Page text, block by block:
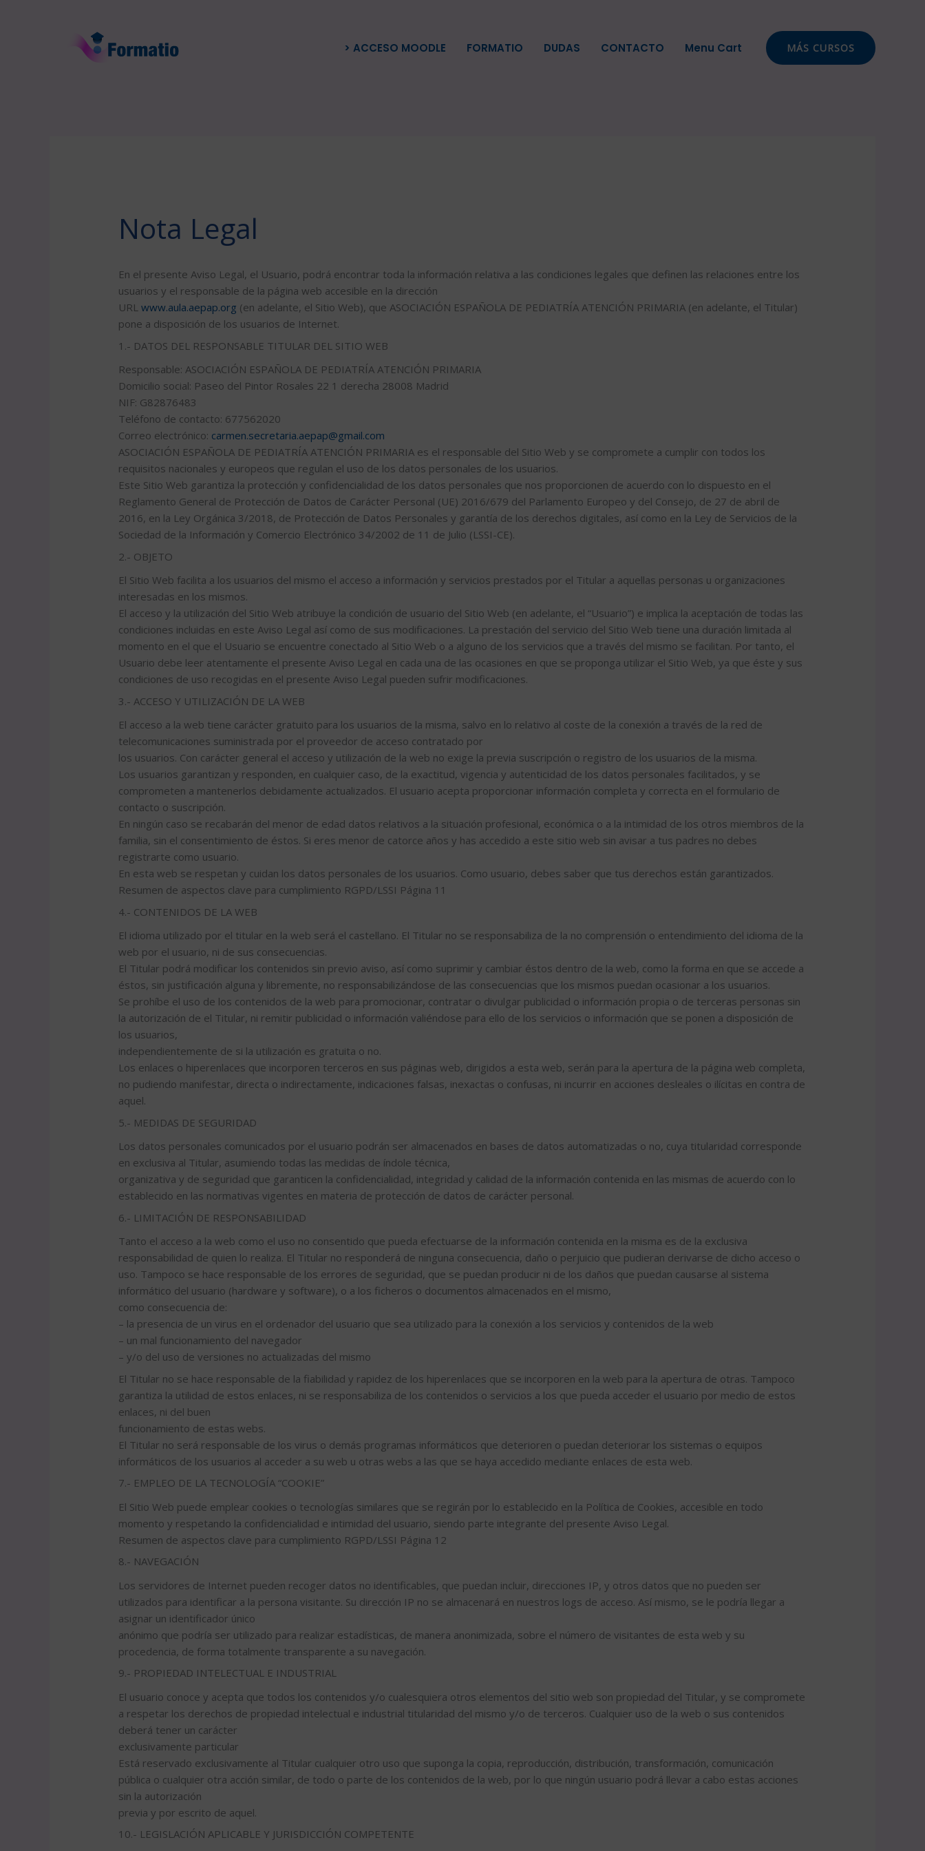
> ACCESO MOODLE FORMATIO DUDAS CONTACTO Menu Cart MÁS CURSOS
Nota Legal
En el presente Aviso Legal, el Usuario, podrá encontrar toda la información relativa a las condiciones legales que definen las relaciones entre los
usuarios y el responsable de la página web accesible en la dirección
URLwww.aula.aepap.org (en adelante, el Sitio Web), que ASOCIACIÓN ESPAÑOLA DE PEDIATRÍA ATENCIÓN PRIMARIA (en adelante, el Titular)
pone a disposición de los usuarios de Internet.
1.- DATOS DEL RESPONSABLE TITULAR DEL SITIO WEB
Responsable: ASOCIACIÓN ESPAÑOLA DE PEDIATRÍA ATENCIÓN PRIMARIA
Domicilio social: Paseo del Pintor Rosales 22 1 derecha 28008 Madrid
NIF: G82876483
Teléfono de contacto: 677562020
Correo electrónico: carmen.secretaria.aepap@gmail.com
ASOCIACIÓN ESPAÑOLA DE PEDIATRÍA ATENCIÓN PRIMARIA es el responsable del Sitio Web y se compromete a cumplir con todos los
requisitos nacionales y europeos que regulan el uso de los datos personales de los usuarios.
Este Sitio Web garantiza la protección y confidencialidad de los datos personales que nos proporcionen de acuerdo con lo dispuesto en el
Reglamento General de Protección de Datos de Carácter Personal (UE) 2016/679 del Parlamento Europeo y del Consejo, de 27 de abril de
2016, en la Ley Orgánica 3/2018, de Protección de Datos Personales y garantía de los derechos digitales, así como en la Ley de Servicios de la
Sociedad de la Información y Comercio Electrónico 34/2002 de 11 de Julio (LSSI-CE).
2.- OBJETO
El Sitio Web facilita a los usuarios del mismo el acceso a información y servicios prestados por el Titular a aquellas personas u organizaciones
interesadas en los mismos.
El acceso y la utilización del Sitio Web atribuye la condición de usuario del Sitio Web (en adelante, el “Usuario”) e implica la aceptación de todas las
condiciones incluidas en este Aviso Legal así como de sus modificaciones. La prestación del servicio del Sitio Web tiene una duración limitada al
momento en el que el Usuario se encuentre conectado al Sitio Web o a alguno de los servicios que a través del mismo se facilitan. Por tanto, el
Usuario debe leer atentamente el presente Aviso Legal en cada una de las ocasiones en que se proponga utilizar el Sitio Web, ya que éste y sus
condiciones de uso recogidas en el presente Aviso Legal pueden sufrir modificaciones.
3.- ACCESO Y UTILIZACIÓN DE LA WEB
El acceso a la web tiene carácter gratuito para los usuarios de la misma, salvo en lo relativo al coste de la conexión a través de la red de
telecomunicaciones suministrada por el proveedor de acceso contratado por
los usuarios. Con carácter general el acceso y utilización de la web no exige la previa suscripción o registro de los usuarios de la misma.
Los usuarios garantizan y responden, en cualquier caso, de la exactitud, vigencia y autenticidad de los datos personales facilitados, y se
comprometen a mantenerlos debidamente actualizados. El usuario acepta proporcionar información completa y correcta en el formulario de
contacto o suscripción.
En ningún caso se recabarán del menor de edad datos relativos a la situación profesional, económica o a la intimidad de los otros miembros de la
familia, sin el consentimiento de éstos. Si eres menor de catorce años y has accedido a este sitio web sin avisar a tus padres no debes
registrarte como usuario.
En esta web se respetan y cuidan los datos personales de los usuarios. Como usuario, debes saber que tus derechos están garantizados.
Resumen de aspectos clave para cumplimiento RGPD/LSSI Página 11
4.- CONTENIDOS DE LA WEB
El idioma utilizado por el titular en la web será el castellano. El Titular no se responsabiliza de la no comprensión o entendimiento del idioma de la
web por el usuario, ni de sus consecuencias.
El Titular podrá modificar los contenidos sin previo aviso, así como suprimir y cambiar éstos dentro de la web, como la forma en que se accede a
éstos, sin justificación alguna y libremente, no responsabilizándose de las consecuencias que los mismos puedan ocasionar a los usuarios.
Se prohíbe el uso de los contenidos de la web para promocionar, contratar o divulgar publicidad o información propia o de terceras personas sin
la autorización de el Titular, ni remitir publicidad o información valiéndose para ello de los servicios o información que se ponen a disposición de
los usuarios,
independientemente de si la utilización es gratuita o no.
Los enlaces o hiperenlaces que incorporen terceros en sus páginas web, dirigidos a esta web, serán para la apertura de la página web completa,
no pudiendo manifestar, directa o indirectamente, indicaciones falsas, inexactas o confusas, ni incurrir en acciones desleales o ilícitas en contra de
aquel.
5.- MEDIDAS DE SEGURIDAD
Los datos personales comunicados por el usuario podrán ser almacenados en bases de datos automatizadas o no, cuya titularidad corresponde
en exclusiva al Titular, asumiendo todas las medidas de índole técnica,
organizativa y de seguridad que garanticen la confidencialidad, integridad y calidad de la información contenida en las mismas de acuerdo con lo
establecido en las normativas vigentes en materia de protección de datos de carácter personal.
6.- LIMITACIÓN DE RESPONSABILIDAD
Tanto el acceso a la web como el uso no consentido que pueda efectuarse de la información contenida en la misma es de la exclusiva
responsabilidad de quien lo realiza. El Titular no responderá de ninguna consecuencia, daño o perjuicio que pudieran derivarse de dicho acceso o
uso. Tampoco se hace responsable de los errores de seguridad, que se puedan producir ni de los daños que puedan causarse al sistema
informático del usuario (hardware y software), o a los ficheros o documentos almacenados en el mismo,
como consecuencia de:
– la presencia de un virus en el ordenador del usuario que sea utilizado para la conexión a los servicios y contenidos de la web
– un mal funcionamiento del navegador
– y/o del uso de versiones no actualizadas del mismo
El Titular no se hace responsable de la fiabilidad y rapidez de los hiperenlaces que se incorporen en la web para la apertura de otras. Tampoco
garantiza la utilidad de estos enlaces, ni se responsabiliza de los contenidos o servicios a los que pueda acceder el usuario por medio de estos
enlaces, ni del buen
funcionamiento de estas webs.
El Titular no será responsable de los virus o demás programas informáticos que deterioren o puedan deteriorar los sistemas o equipos
informáticos de los usuarios al acceder a su web u otras webs a las que se haya accedido mediante enlaces de esta web.
7.- EMPLEO DE LA TECNOLOGÍA “COOKIE”
El Sitio Web puede emplear cookies o tecnologías similares que se regirán por lo establecido en la Política de Cookies, accesible en todo
momento y respetando la confidencialidad e intimidad del usuario, siendo parte integrante del presente Aviso Legal.
Resumen de aspectos clave para cumplimiento RGPD/LSSI Página 12
8.- NAVEGACIÓN
Los servidores de Internet pueden recoger datos no identificables, que puedan incluir, direcciones IP, y otros datos que no pueden ser
utilizados para identificar a la persona visitante. Su dirección IP no se almacenará en nuestros logs de acceso. Así mismo, se le podría llegar a
asignar un identificador único
anónimo que podría ser utilizado para realizar estadísticas, de manera anonimizada, sobre el número de visitantes de esta web y su
procedencia, de forma totalmente transparente a su navegación.
9.- PROPIEDAD INTELECTUAL E INDUSTRIAL
El usuario conoce y acepta que todos los contenidos y/o cualesquiera otros elementos del sitio web son propiedad del Titular, y se compromete
a respetar los derechos de propiedad intelectual e industrial titularidad del mismo y/o de terceros. Cualquier uso de la web o sus contenidos
deberá tener un carácter
exclusivamente particular
Está reservado exclusivamente al Titular cualquier otro uso que suponga la copia, reproducción, distribución, transformación, comunicación
pública o cualquier otra acción similar, de todo o parte de los contenidos de la web, por lo que ningún usuario podrá llevar a cabo estas acciones
sin la autorización
previa y por escrito de aquel.
10.- LEGISLACIÓN APLICABLE Y JURISDICCIÓN COMPETENTE